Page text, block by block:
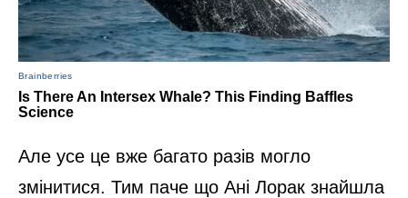
Але усе це вже багато разів могло
змінитися. Тим паче що Ані Лорак знайшла